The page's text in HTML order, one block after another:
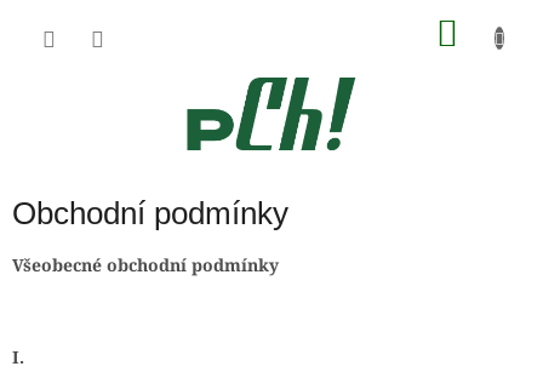
Obchodní podmínky
Všeobecné obchodní podmínky
I.